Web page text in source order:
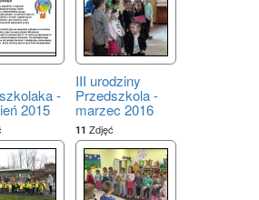
-
2015
III urodziny
Przedszkola -
marzec 2016
11 Zdjęć